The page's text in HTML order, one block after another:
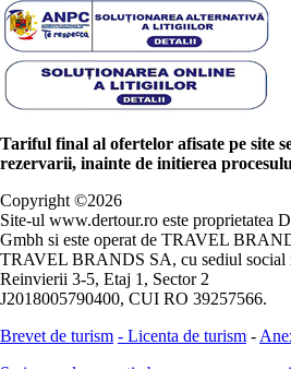
Tariful final al ofertelor afisate pe site
rezervarii, inainte de initierea
Copyright ©2026
Site-ul www.dertour.ro este proprietatea
Gmbh si este operat de TRAVEL
TRAVEL BRANDS SA, cu sediul social
Reinvierii 3-5, Etaj 1, Sector 2
J2018005790400, CUI RO 39257566.
Brevet de turism - Licenta de turism -